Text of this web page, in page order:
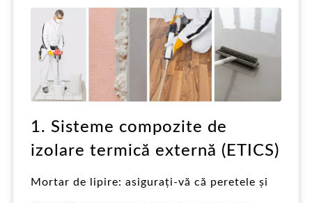
1. Sisteme compozite de
izolare termică externă (ETICS)
Mortar de lipire: asigurați-vă că peretele și